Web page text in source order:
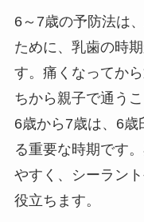
6～7歳の予防法は
ために、乳歯の時
す。痛くなってか
ちから親子で通う
6歳から7歳は、6
る重要な時期です
やすく、シーラン
役立ちます。